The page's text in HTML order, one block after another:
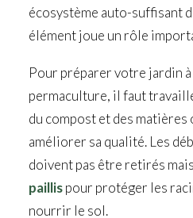
écosystème auto-suffisant
élément joue un rôle
Pour préparer votre jardin à
permaculture, il faut
du compost et des
améliorer sa qualité. Les
doivent pas être retirés
paillispour protéger les
nourrir le sol.